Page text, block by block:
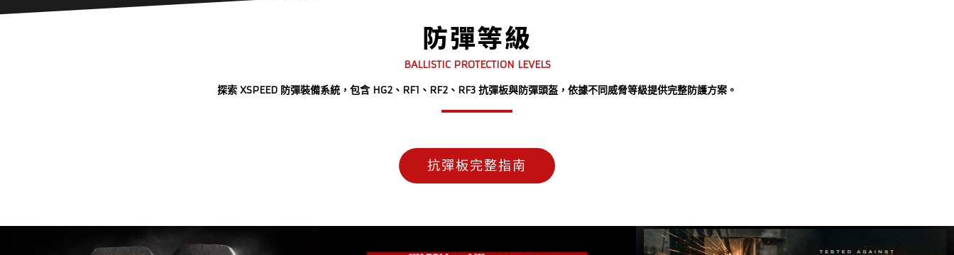
防彈等級
BALLISTIC PROTECTION LEVELS
探索 XSPEED 防彈裝備系統，包含 HG2、RF1、RF2、RF3 抗彈板與防彈頭盔，依據不同威脅等級提供完整防護方案。
抗彈板完整指南